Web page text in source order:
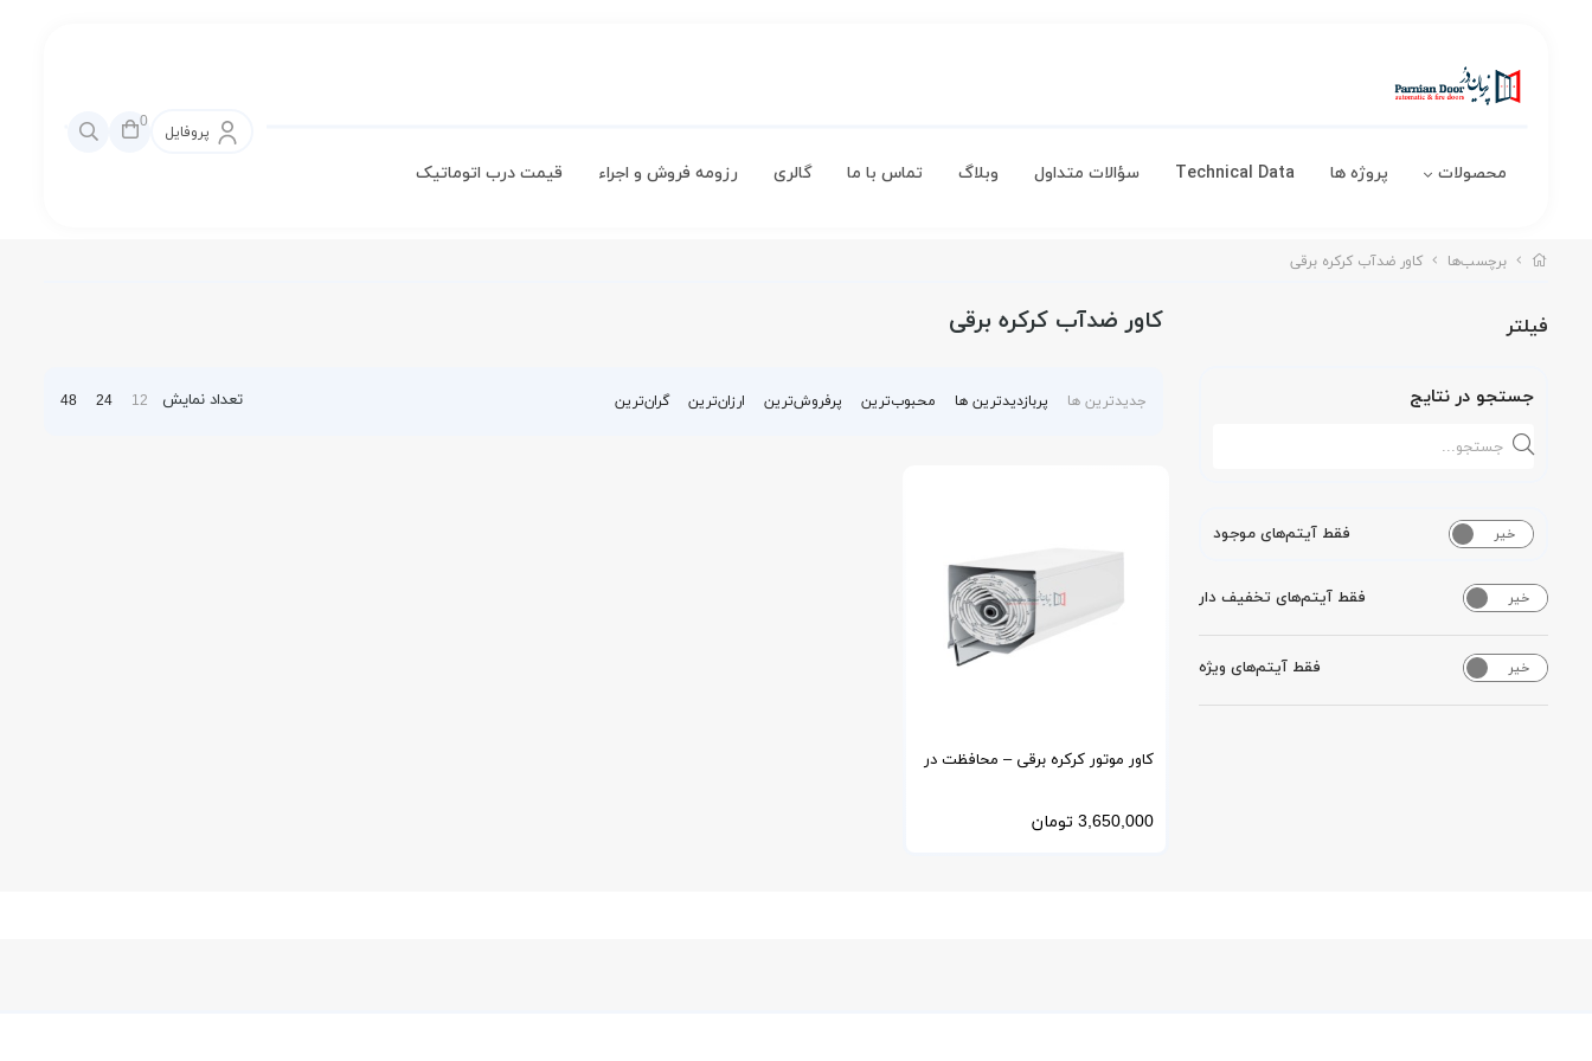
محصولات پروژه ها Technical Data سؤالات متداول وبلاگ تماس با ما گالری رزومه فروش و اجراء قیمت درب اتوماتیک
پروفایل
0
برچسب‌ها کاور ضدآب کرکره برقی
فیلتر
جستجو در نتایج
خیر فقط آیتم‌های موجود
خیر فقط آیتم‌های تخفیف دار
خیر فقط آیتم‌های ویژه
کاور ضدآب کرکره برقی
جدیدترین ها پربازدیدترین ها محبوب‌‌ترین پرفروش‌ترین ارزان‌ترین گران‌ترین تعداد نمایش 12
24
48
کاور موتور کرکره برقی – محافظت در
برابر آب، آفتاب و گردوغبار
3,650,000 تومان